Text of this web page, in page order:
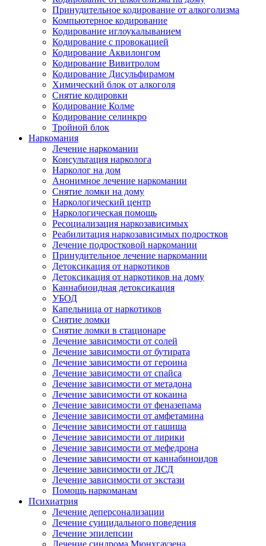
Принудительное кодирование от алкоголизма
Компьютерное кодирование
Кодирование иглоукалыванием
Кодирование с провокацией
Кодирование Аквилонгом
Кодирование Вивитролом
Кодирование Дисульфирамом
Химический блок от алкоголя
Снятие кодировки
Кодирование Колме
Кодирование селинкро
Тройной блок
Наркомания
Лечение наркомании
Консультация нарколога
Нарколог на дом
Анонимное лечение наркомании
Снятие ломки на дому
Наркологический центр
Наркологическая помощь
Ресоциализация наркозависимых
Реабилитация наркозависимых подростков
Лечение подростковой наркомании
Принудительное лечение наркомании
Детоксикация от наркотиков
Детоксикация от наркотиков на дому
Каннабиоидная детоксикация
УБОД
Капельница от наркотиков
Снятие ломки
Снятие ломки в стационаре
Лечение зависимости от солей
Лечение зависимости от бутирата
Лечение зависимости от героина
Лечение зависимости от спайса
Лечение зависимости от метадона
Лечение зависимости от кокаина
Лечение зависимости от феназепама
Лечение зависимости от амфетамина
Лечение зависимости от гашиша
Лечение зависимости от лирики
Лечение зависимости от мефедрона
Лечение зависимости от каннабиноидов
Лечение зависимости от ЛСД
Лечение зависимости от экстази
Помощь наркоманам
Психиатрия
Лечение деперсонализации
Лечение суицидального поведения
Лечение эпилепсии
Лечение синдрома Мюнхгаузена